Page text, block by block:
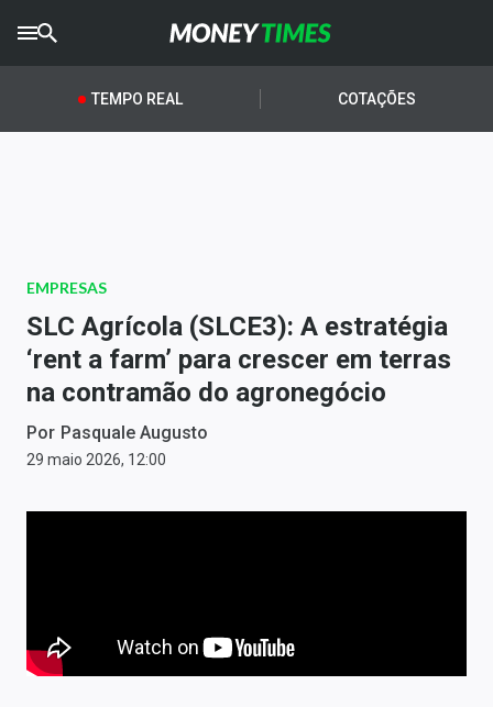
CRYPTOTIMES
AGROTIMES
Newsletters
Money Trader
Anuncie
Últimas Notícias
Newsletters
Carteiras Recomendadas
TEMPO REAL COTAÇÕES
EMPRESAS
SLC Agrícola (SLCE3): A estratégia
‘rent a farm’ para crescer em terras
na contramão do agronegócio
Por Pasquale Augusto
29 maio 2026, 12:00